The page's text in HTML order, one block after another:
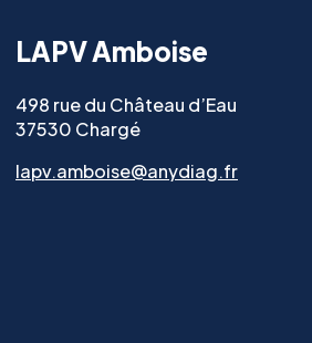
LAPV Amboise
498 rue du Château d’Eau
37530 Chargé
lapv.amboise@anydiag.fr